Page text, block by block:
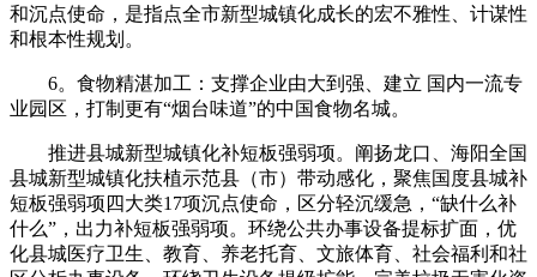
和沉点使命，是指点全市新型城镇化成长的宏不雅性、计谋性
和根本性规划。
6。食物精湛加工：支撑企业由大到强、建立 国内一流专
业园区，打制更有“烟台味道”的中国食物名城。
推进县城新型城镇化补短板强弱项。阐扬龙口、海阳全国
县城新型城镇化扶植示范县（市）带动感化，聚焦国度县城补
短板强弱项四大类17项沉点使命，区分轻沉缓急，“缺什么补
什么”，出力补短板强弱项。环绕公共办事设备提标扩面，优
化县城医疗卫生、教育、养老托育、文旅体育、社会福利和社